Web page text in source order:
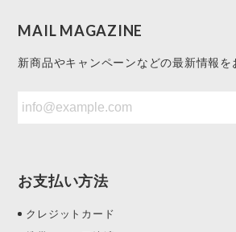
MAIL MAGAZINE
新商品やキャンペーンなどの最新情報を
お支払い方法
クレジットカード